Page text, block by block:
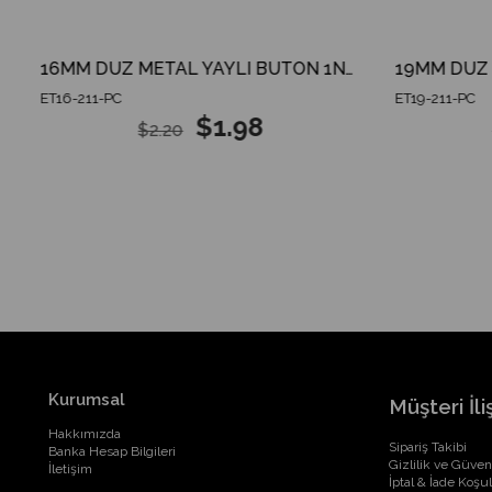
16MM DÜZ METAL YAYLI BUTON 1NO IP67
ET16-211-PC
$1.98
$2.20
ET19-211-PC
Kurumsal
Hakkımızda
Banka Hesap Bilgileri
İletişim
Müşteri
Sipariş Takibi
Gizlilik ve
İptal & İade